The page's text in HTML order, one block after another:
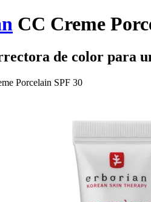
CC Creme
de color para
Porcelain SPF 30